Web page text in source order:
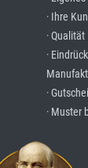
· Ihre
· Qualität
·
·
· Muster